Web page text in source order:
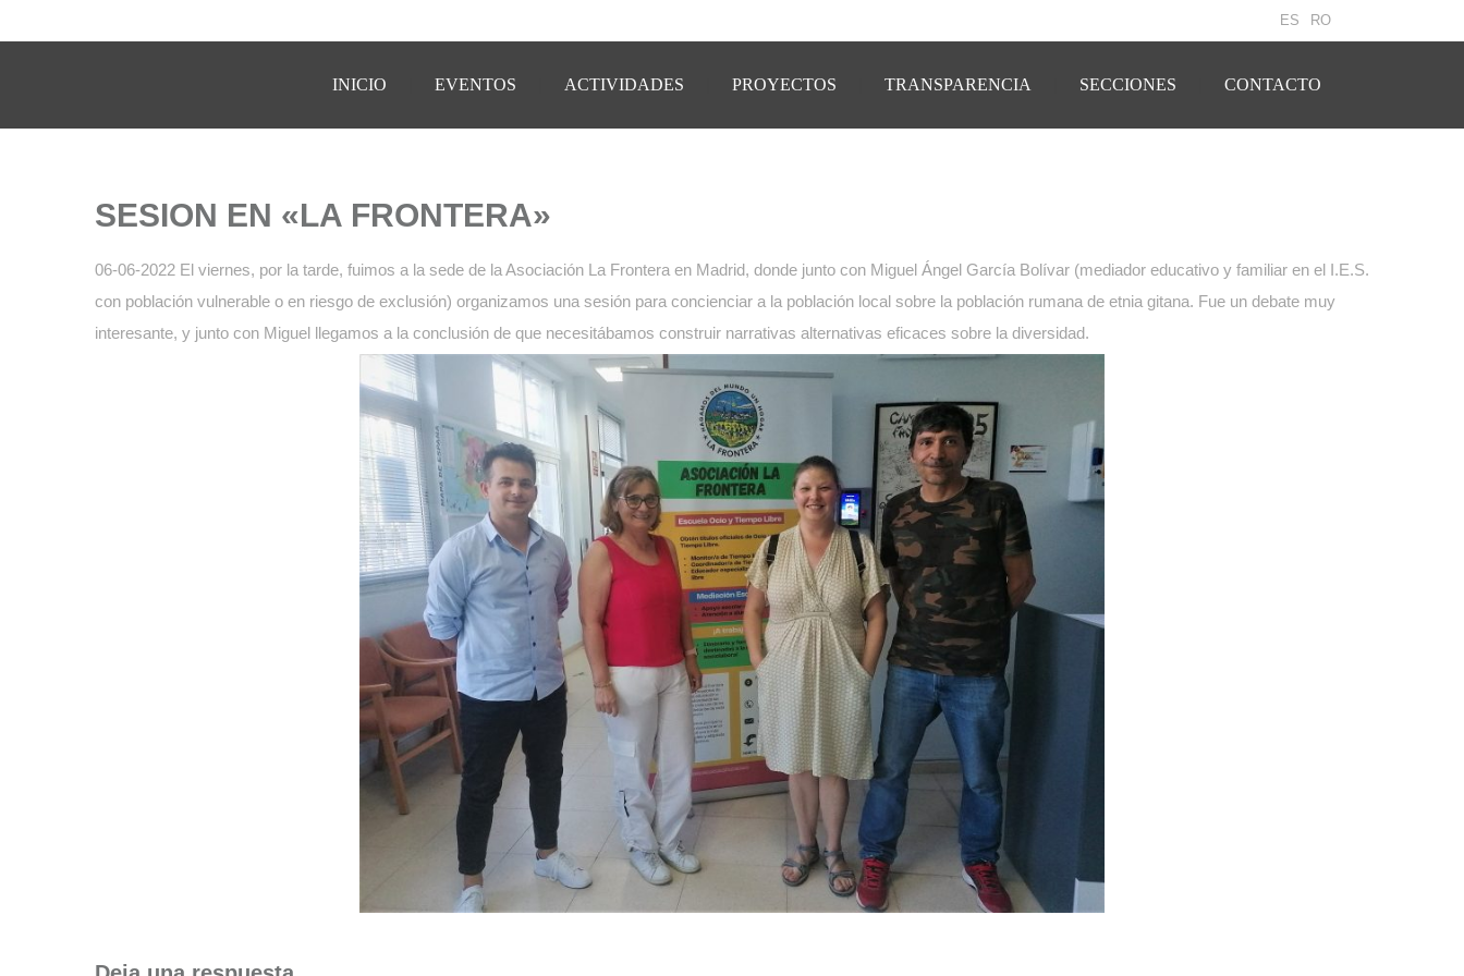
RO
ES
INICIO EVENTOS ACTIVIDADES PROYECTOS TRANSPARENCIA SECCIONES CONTACTO
SESION EN «LA FRONTERA»
06-06-2022 El viernes, por la tarde, fuimos a la sede de la Asociación La Frontera en Madrid, donde junto con Miguel Ángel García Bolívar (mediador educativo y familiar en el I.E.S.
con población vulnerable o en riesgo de exclusión) organizamos una sesión para concienciar a la población local sobre la población rumana de etnia gitana. Fue un debate muy
interesante, y junto con Miguel llegamos a la conclusión de que necesitábamos construir narrativas alternativas eficaces sobre la diversidad.